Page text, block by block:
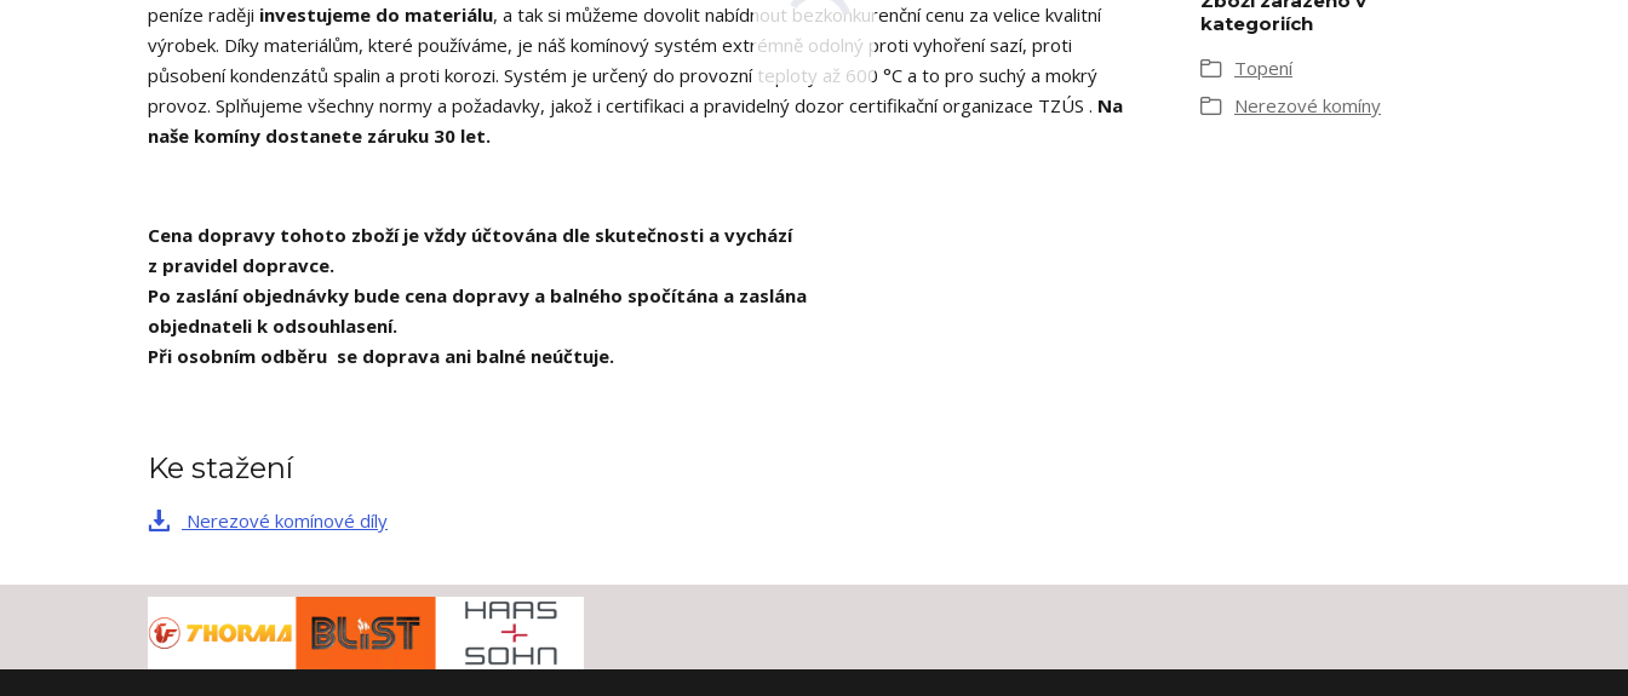
peníze raději investujeme do materiálu, a tak si můžeme dovolit nabídnout bezkonkurenční cenu za velice kvalitní
výrobek. Díky materiálům, které používáme, je náš komínový systém extrémně odolný proti vyhoření sazí, proti
působení kondenzátů spalin a proti korozi. Systém je určený do provozní teploty až 600 °C a to pro suchý a mokrý
provoz. Splňujeme všechny normy a požadavky, jakož i certifikaci a pravidelný dozor certifikační organizace TZÚS . Na
naše komíny dostanete záruku 30 let.
Cena dopravy tohoto zboží je vždy účtována dle skutečnosti a vychází
z pravidel dopravce.
Po zaslání objednávky bude cena dopravy a balného spočítána a zaslána
objednateli k odsouhlasení.
Při osobním odběru se doprava ani balné neúčtuje.
kategoriích
Topení
Nerezové komíny
Ke stažení
Nerezové komínové díly